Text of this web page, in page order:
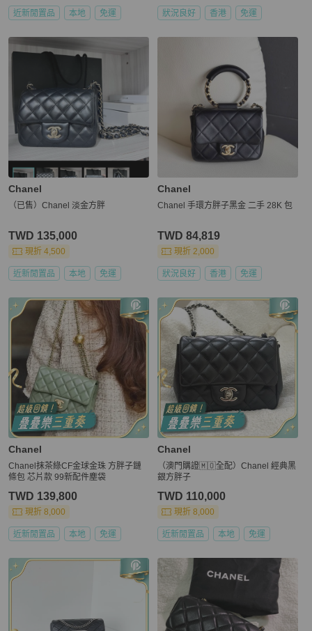
近新閒置品 本地 免運 狀況良好 香港 免運
Chanel
（已售）Chanel 淡金方胖
TWD 135,000
現折 4,500
近新閒置品 本地 免運
Chanel
Chanel 手環方胖子黑金 二手 28K 包
TWD 84,819
現折 2,000
狀況良好 香港 免運
Chanel
Chanel抹茶綠CF金球金珠 方胖子鏈
條包 芯片款 99新配件塵袋
TWD 139,800
現折 8,000
近新閒置品 本地 免運
Chanel
（澳門購證🇲🇴全配）Chanel 經典黑
銀方胖子
TWD 110,000
現折 8,000
近新閒置品 本地 免運